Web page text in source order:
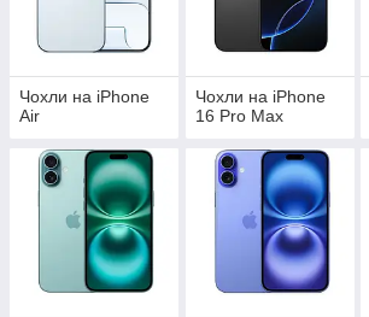
Чохли на iPhone
Air
Чохли на iPhone
16 Pro Max